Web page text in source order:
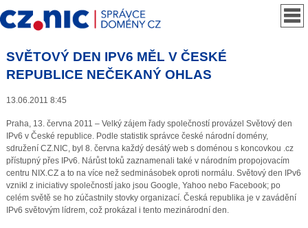
SVĚTOVÝ DEN IPV6 MĚL V ČESKÉ
REPUBLICE NEČEKANÝ OHLAS
13.06.2011 8:45
Praha, 13. června 2011 – Velký zájem řady společností provázel Světový den
IPv6 v České republice. Podle statistik správce české národní domény,
sdružení CZ.NIC, byl 8. června každý desátý web s doménou s koncovkou .cz
přístupný přes IPv6. Nárůst toků zaznamenali také v národním propojovacím
centru NIX.CZ a to na více než sedminásobek oproti normálu. Světový den IPv6
vznikl z iniciativy společností jako jsou Google, Yahoo nebo Facebook; po
celém světě se ho zúčastnily stovky organizací. Česká republika je v zavádění
IPv6 světovým lídrem, což prokázal i tento mezinárodní den.